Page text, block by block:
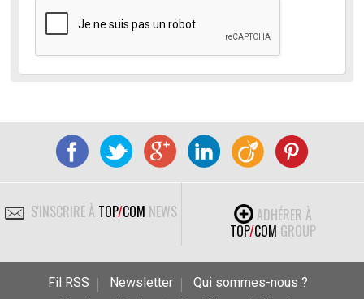
S'INSCRIRE À TOP/COM NEWS
ADHÉRER À
TOP/COM GROUP
Fil RSS Newsletter
Qui sommes-nous ?